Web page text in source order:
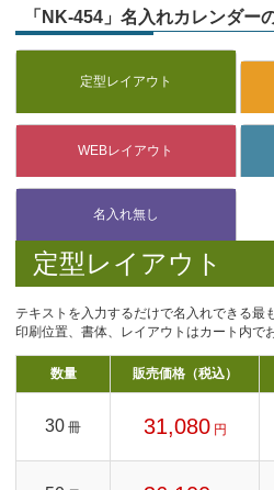
「NK-454」名入れカレンダー
定型レイアウト
テキストを入力するだけで名入れできる最
印刷位置、書体、レイアウトはカート内で
数量 販売価格（税込）
30 冊 31,080 円